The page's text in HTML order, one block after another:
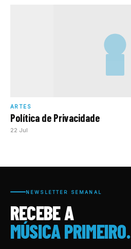
ARTES
Política de Privacidade
22 Jul
NEWSLETTER SEMANAL
RECEBE A
MÚSICA PRIMEIRO.